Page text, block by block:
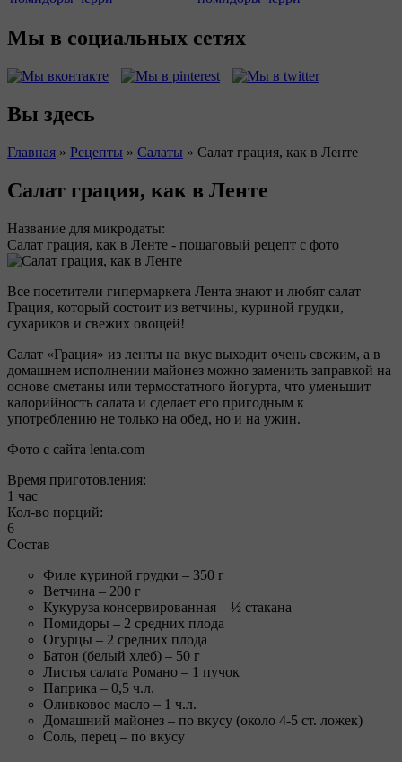
Мы в социальных сетях
Вы здесь
Главная » Рецепты » Салаты » Салат грация, как в Ленте
Салат грация, как в Ленте
Название для микродаты:
Салат грация, как в Ленте - пошаговый рецепт с фото
Все посетители гипермаркета Лента знают и любят салат
Грация, который состоит из ветчины, куриной грудки,
сухариков и свежих овощей!
Салат «Грация» из ленты на вкус выходит очень свежим, а в
домашнем исполнении майонез можно заменить заправкой на
основе сметаны или термостатного йогурта, что уменьшит
калорийность салата и сделает его пригодным к
употреблению не только на обед, но и на ужин.
Фото с сайта lenta.com
Время приготовления:
1 час
Кол-во порций:
6
Состав
Филе куриной грудки – 350 г
Ветчина – 200 г
Кукуруза консервированная – ½ стакана
Помидоры – 2 средних плода
Огурцы – 2 средних плода
Батон (белый хлеб) – 50 г
Листья салата Романо – 1 пучок
Паприка – 0,5 ч.л.
Оливковое масло – 1 ч.л.
Домашний майонез – по вкусу (около 4-5 ст. ложек)
Соль, перец – по вкусу